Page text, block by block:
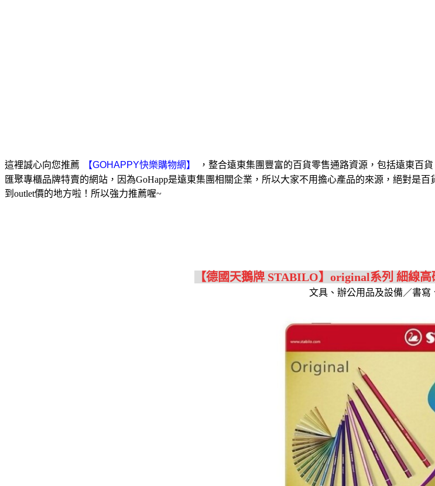
這裡誠心向您推薦
，整合遠東集團豐富的百貨零售通路資源，包括遠東百
匯聚專櫃品牌特賣的網站，因為GoHapp是遠東集團相關企業，所以大家不用擔心產品的來源，絕對是
到outlet價的地方啦！所以強力推薦喔~
【德國天鵝牌 STABILO】original系列 細線
文具、辦公用品及設備／書寫